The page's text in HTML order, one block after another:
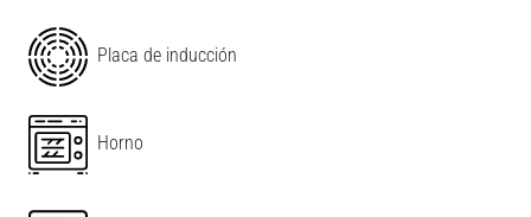
Placa de inducción
Horno